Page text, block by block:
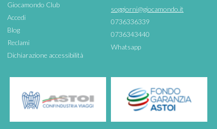
Giocamondo Club
Accedi
Blog
Reclami
Dichiarazione accessibilità
soggiorni@giocamondo.it
0736336339
0736343440
Whatsapp